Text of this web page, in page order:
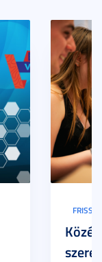
FRISS